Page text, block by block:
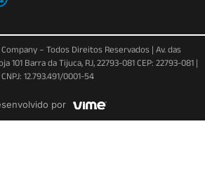
– Todos Direitos Reservados | Av. das
101 Barra da Tijuca, RJ, 22793-081 CEP: 22793-081 |
CNPJ: 12.793.491/0001-54
por